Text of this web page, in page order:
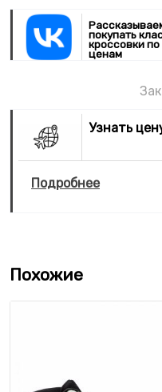
покупать
кроссовки
ценам
Узнать
Подробнее
Похожие